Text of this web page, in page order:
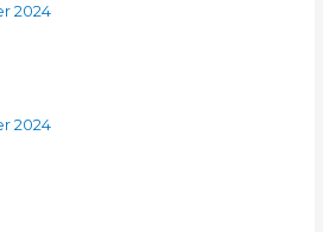
2024
2024